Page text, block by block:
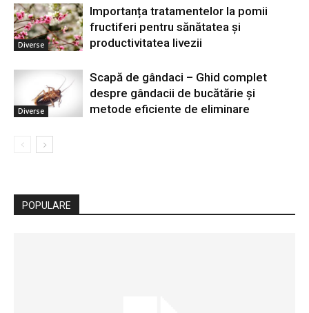
Diverse
Importanța tratamentelor la pomii
fructiferi pentru sănătatea și
productivitatea livezii
Diverse
Scapă de gândaci – Ghid complet
despre gândacii de bucătărie și
metode eficiente de eliminare
POPULARE